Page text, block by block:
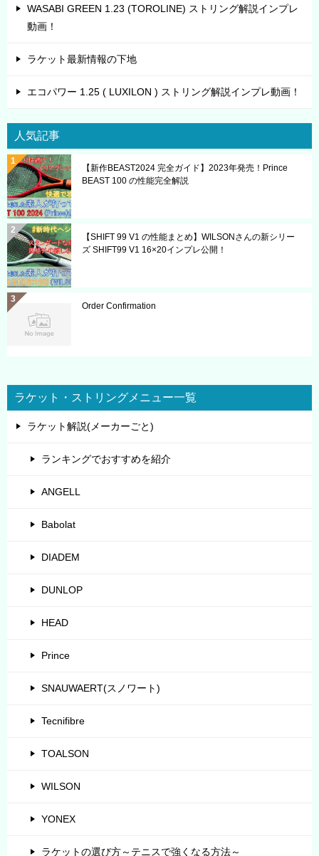
WASABI GREEN 1.23 (TOROLINE) ストリング解説インプレ
動画！
ラケット最新情報の下地
エコパワー 1.25 ( LUXILON ) ストリング解説インプレ動画！
人気記事
【新作BEAST2024 完全ガイド】2023年発売！Prince
BEAST 100 の性能完全解説
【SHIFT 99 V1 の性能まとめ】WILSONさんの新シリー
ズ SHIFT99 V1 16×20インプレ公開！
Order Confirmation
ラケット・ストリングメニュー一覧
ラケット解説(メーカーごと)
ランキングでおすすめを紹介
ANGELL
Babolat
DIADEM
DUNLOP
HEAD
Prince
SNAUWAERT(スノワート)
Tecnifibre
TOALSON
WILSON
YONEX
ラケットの選び方～テニスで強くなる方法～